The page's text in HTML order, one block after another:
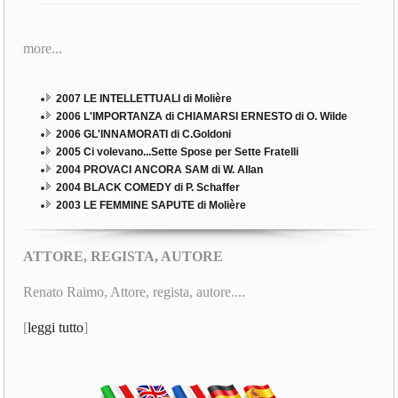
more...
2007 LE INTELLETTUALI di Molière
2006 L'IMPORTANZA di CHIAMARSI ERNESTO di O. Wilde
2006 GL'INNAMORATI di C.Goldoni
2005 Ci volevano...Sette Spose per Sette Fratelli
2004 PROVACI ANCORA SAM di W. Allan
2004 BLACK COMEDY di P. Schaffer
2003 LE FEMMINE SAPUTE di Molière
ATTORE, REGISTA, AUTORE
Renato Raimo, Attore, regista, autore....
[leggi tutto]